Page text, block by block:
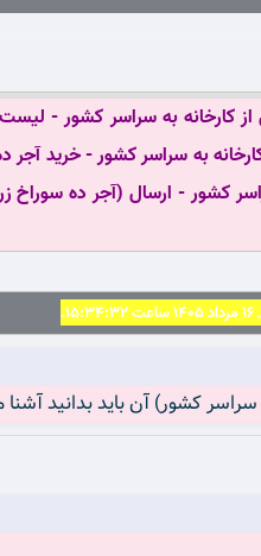
کارخانه به سراسر کشور -
به سراسر کشور - خرید آجر
کشور - ارسال (آجر ده سوراخ
کشور) آن باید بدانید